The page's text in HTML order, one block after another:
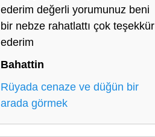
ederim değerli yorumunuz beni
bir nebze rahatlattı çok teşekkür
ederim
Bahattin
Rüyada cenaze ve düğün bir
arada görmek